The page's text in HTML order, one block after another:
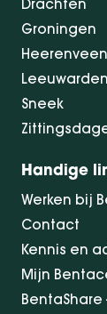
Drachten
Groningen
Heerenveen
Leeuwarden
Sneek
Handige
Werken bij
Contact
Kennis en
Mijn